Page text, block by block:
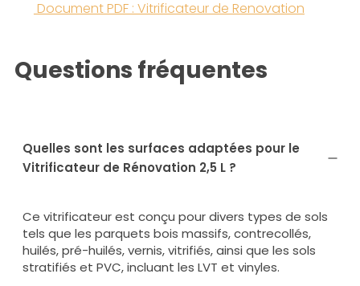
Document PDF : Vitrificateur de Renovation
Questions fréquentes
Quelles sont les surfaces adaptées pour le
Vitrificateur de Rénovation 2,5 L ?
Ce vitrificateur est conçu pour divers types de sols
tels que les parquets bois massifs, contrecollés,
huilés, pré-huilés, vernis, vitrifiés, ainsi que les sols
stratifiés et PVC, incluant les LVT et vinyles.